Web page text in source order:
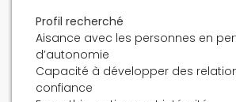
Profil recherché
Aisance avec les personnes en
d’autonomie
Capacité à développer des
confiance